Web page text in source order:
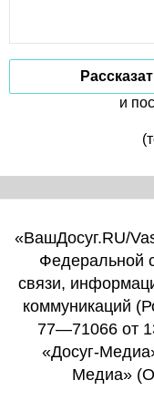
и
«ВашДосуг.RU/
Федеральной
связи,
коммуникаций
77—71066 от
«Досуг-
Медиа» (